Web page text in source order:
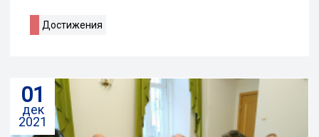
Достижения
01
дек
2021